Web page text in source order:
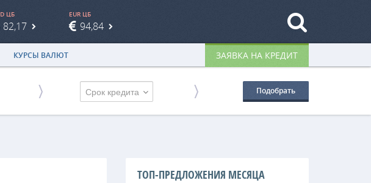
ЗАЯВКА НА КРЕДИТ
КУРСЫ ВАЛЮТ
ЦБ
82,17
EUR ЦБ
94,84
Срок кредита Подобрать
ТОП-ПРЕДЛОЖЕНИЯ МЕСЯЦА